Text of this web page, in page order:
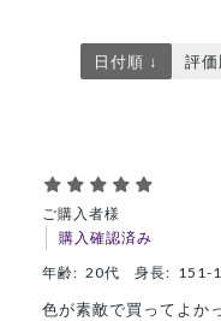
日付順 ↓ 評価
ご購入者様
購入確認済み
年齢: 20代 身長: 151-
色が素敵で買ってよか